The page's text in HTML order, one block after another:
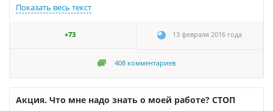
Показать весь текст
+73 13 февраля 2016 года
408 комментариев
Акция. Что мне надо знать о моей работе? СТОП